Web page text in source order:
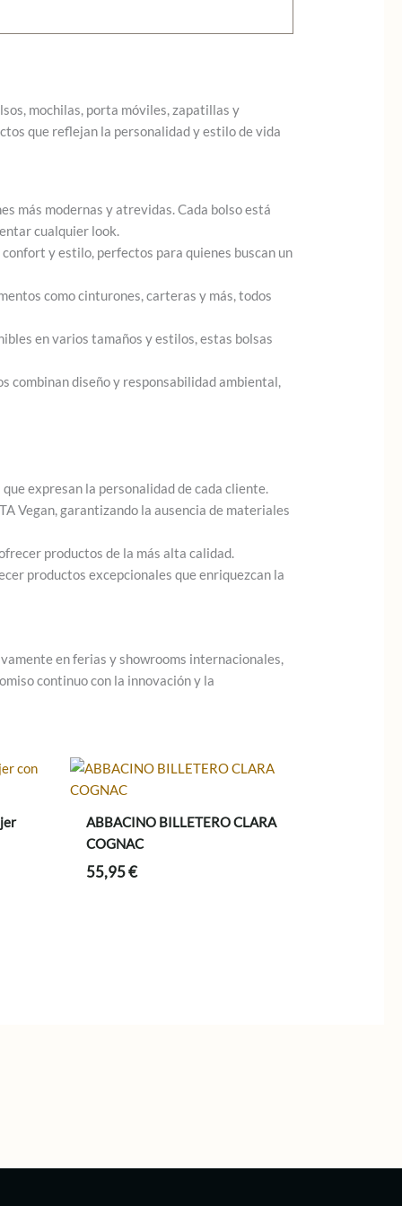
mochilas, porta móviles, zapatillas y
que reflejan la personalidad y estilo de vida
más modernas y atrevidas. Cada bolso está
cualquier look.
y estilo, perfectos para quienes buscan un
como cinturones, carteras y más, todos
en varios tamaños y estilos, estas bolsas
combinan diseño y responsabilidad ambiental,
expresan la personalidad de cada cliente.
Vegan, garantizando la ausencia de materiales
productos de la más alta calidad.
productos excepcionales que enriquezcan la
en ferias y showrooms internacionales,
continuo con la innovación y la
ABBACINO BILLETERO CLARA
COGNAC
55,95€